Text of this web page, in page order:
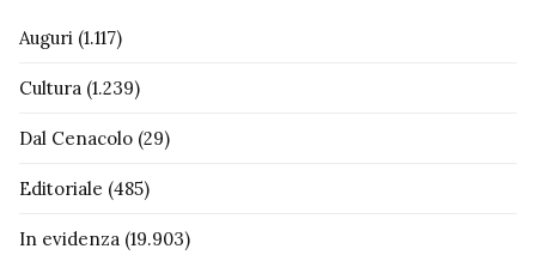
Auguri (1.117)
Cultura (1.239)
Dal Cenacolo (29)
Editoriale (485)
In evidenza (19.903)